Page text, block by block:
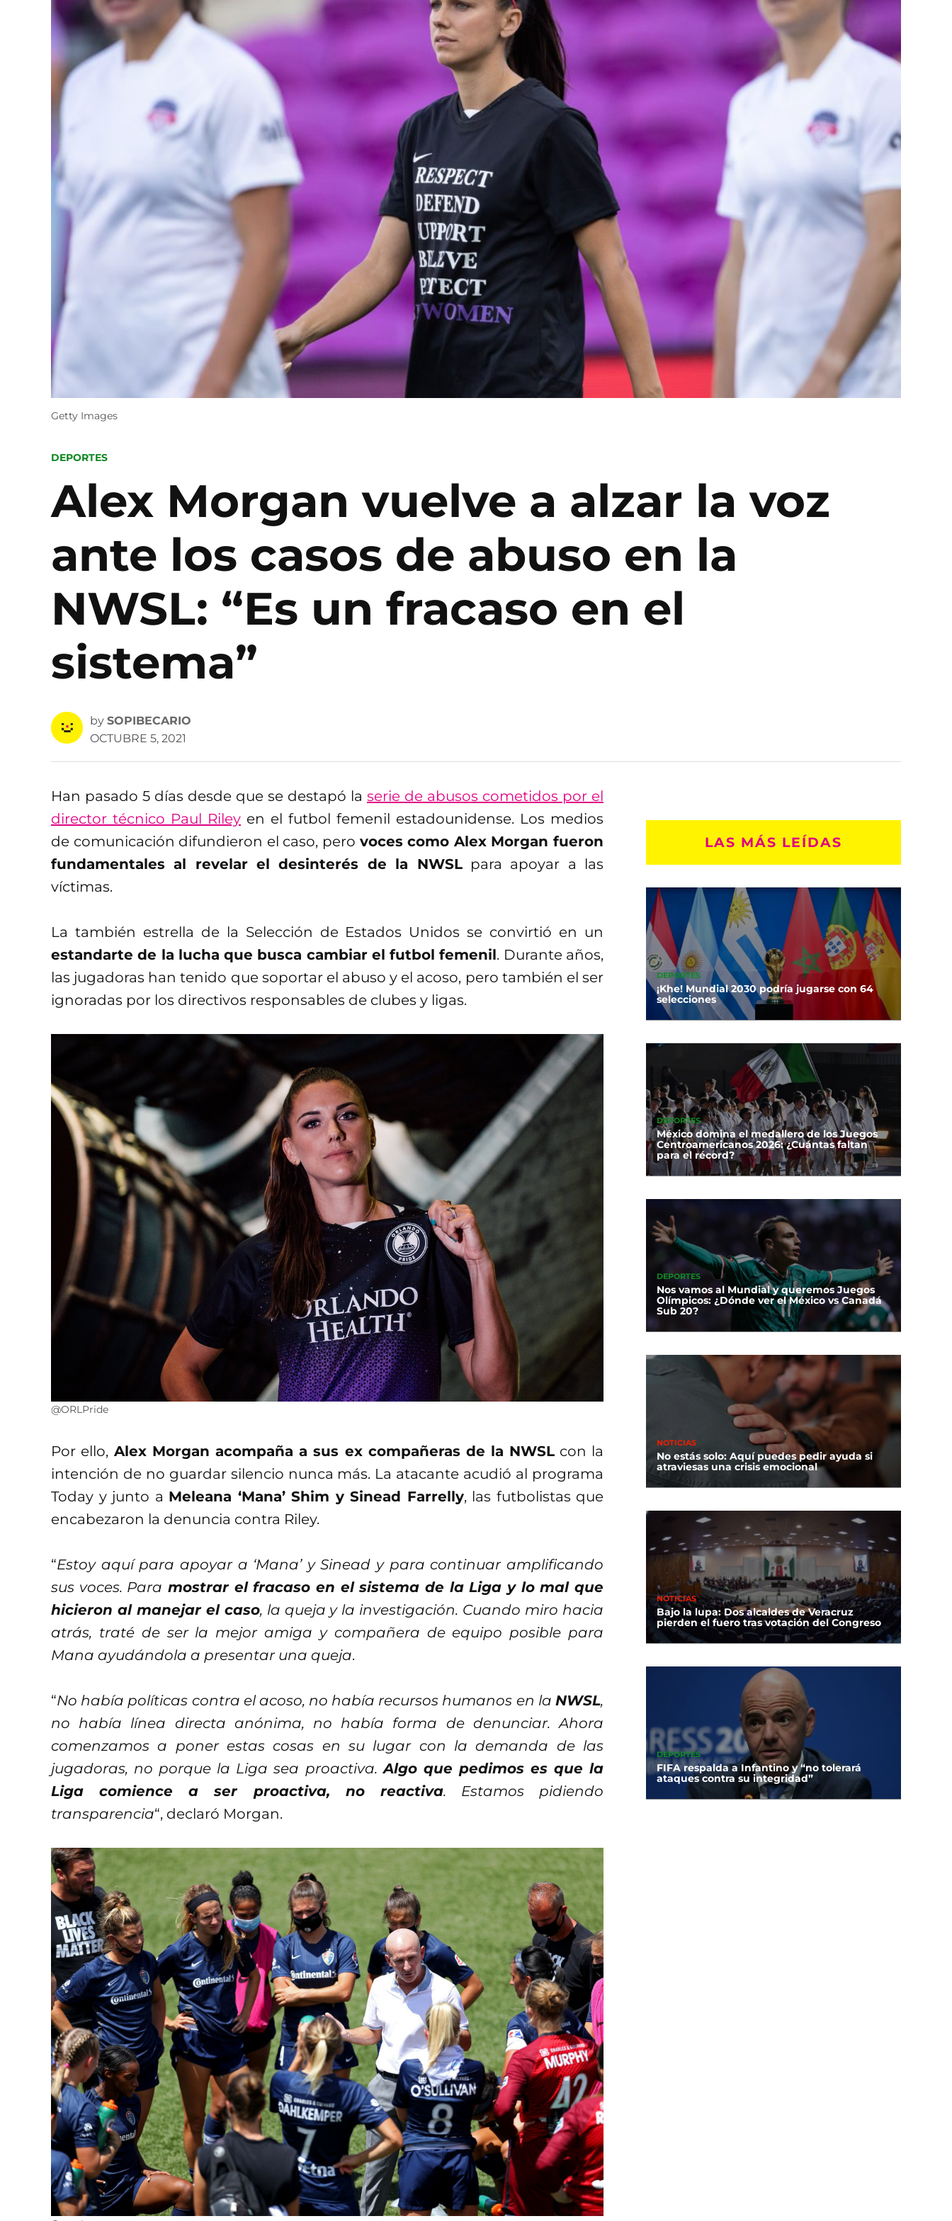
Getty Images
POSTED
DEPORTES
Alex Morgan vuelve a alzar la voz
ante los casos de abuso en la
NWSL: “Es un fracaso en el
sistema”
by SOPIBECARIO
OCTUBRE 5, 2021
Han pasado 5 días desde que se destapó la serie de abusos cometidos por el
director técnico Paul Riley en el futbol femenil estadounidense. Los medios
de comunicación difundieron el caso, pero voces como Alex Morgan fueron
fundamentales al revelar el desinterés de la NWSLpara apoyar a las
víctimas.
La también estrella de la Selección de Estados Unidos se convirtió en un
estandarte de la lucha que busca cambiar el futbol femenil. Durante años,
las jugadoras han tenido que soportar el abuso y el acoso, pero también el ser
ignoradas por los directivos responsables de clubes y ligas.
@ORLPride
Por ello, Alex Morgan acompaña a sus ex compañeras de la NWSLcon la
intención de no guardar silencio nunca más. La atacante acudió al programa
Today y junto a Meleana ‘Mana’ Shim y Sinead Farrelly, las futbolistas que
encabezaron la denuncia contra Riley.
“Estoy aquí para apoyar a ‘Mana’ y Sinead y para continuar amplificando
sus voces. Para mostrar el fracaso en el sistema de la Liga y lo mal que
hicieron al manejar el caso, la queja y la investigación. Cuando miro hacia
atrás, traté de ser la mejor amiga y compañera de equipo posible para
Mana ayudándola a presentar una queja.
“No había políticas contra el acoso, no había recursos humanos en la NWSL,
no había línea directa anónima, no había forma de denunciar. Ahora
comenzamos a poner estas cosas en su lugar con la demanda de las
jugadoras, no porque la Liga sea proactiva.Algo que pedimos es que la
Liga comience a ser proactiva, no reactiva. Estamos pidiendo
transparencia“, declaró Morgan.
LAS MÁS LEÍDAS
DEPORTES
¡Khe! Mundial 2030 podría jugarse con 64
selecciones
DEPORTES
México domina el medallero de los Juegos
Centroamericanos 2026: ¿Cuántas faltan
para el récord?
DEPORTES
Nos vamos al Mundial y queremos Juegos
Olímpicos: ¿Dónde ver el México vs Canadá
Sub 20?
NOTICIAS
No estás solo: Aquí puedes pedir ayuda si
atraviesas una crisis emocional
NOTICIAS
Bajo la lupa: Dos alcaldes de Veracruz
pierden el fuero tras votación del Congreso
DEPORTES
FIFA respalda a Infantino y “no tolerará
ataques contra su integridad”